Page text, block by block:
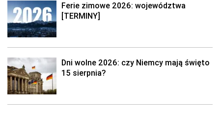
Ferie zimowe 2026: województwa
[TERMINY]
Dni wolne 2026: czy Niemcy mają święto
15 sierpnia?